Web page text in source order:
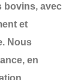
bovins, avec
et
. Nous
, en
,